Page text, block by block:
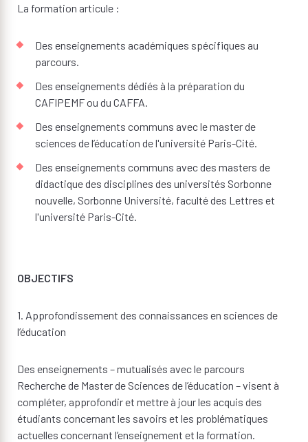
La formation articule :
Des enseignements académiques spécifiques au
parcours.
Des enseignements dédiés à la préparation du
CAFIPEMF ou du CAFFA.
Des enseignements communs avec le master de
sciences de l’éducation de l'université Paris-Cité.
Des enseignements communs avec des masters de
didactique des disciplines des universités Sorbonne
nouvelle, Sorbonne Université, faculté des Lettres et
l'université Paris-Cité.
OBJECTIFS
1. Approfondissement des connaissances en sciences de
l’éducation
Des enseignements – mutualisés avec le parcours
Recherche de Master de Sciences de l’éducation – visent à
compléter, approfondir et mettre à jour les acquis des
étudiants concernant les savoirs et les problématiques
actuelles concernant l’enseignement et la formation.